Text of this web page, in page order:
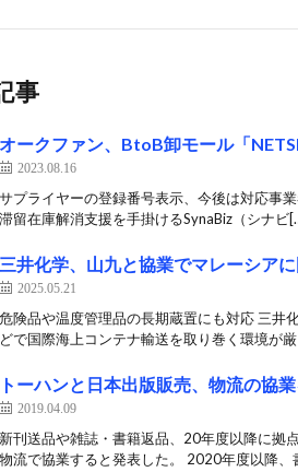
事
オークファン、BtoB卸モール「
2023.08.16
サプライヤーの登録番号表示、今後は対応事
滞留在庫解消支援を手掛けるSynaBiz（シナビ
三井化学、山九と協業でマレーシア
2025.05.21
危険品や温度管理品の長期蔵置にも対応 三井
どで国際海上コンテナ輸送を取り巻く環境が
トーハンと日本出版販売、物流の協
2019.04.09
新刊送品や雑誌・書籍返品、20年度以降に拠
物流で協業すると発表した。 2020年度以降、